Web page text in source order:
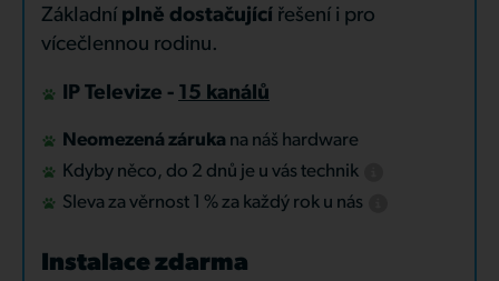
Základní plně dostačující řešení i pro
vícečlennou rodinu.
IP Televize - 15 kanálů
Neomezená záruka na náš hardware
Kdyby něco, do 2 dnů je u vás technik
Sleva za věrnost 1 % za každý rok u nás
Instalace zdarma